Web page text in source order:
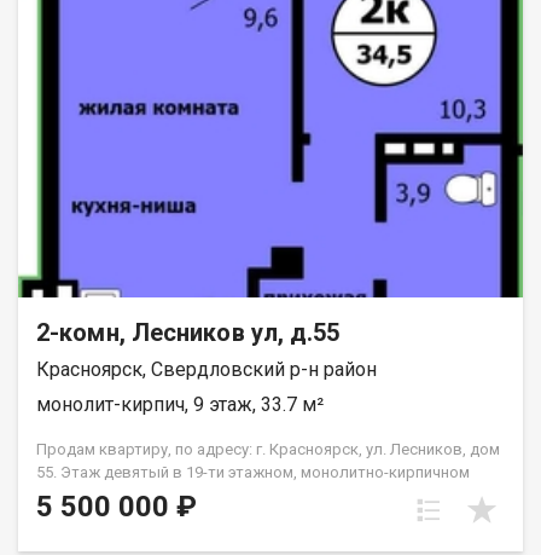
2-комн, Лесников ул, д.55
Красноярск, Свердловский р-н район
монолит-кирпич, 9 этаж, 33.7 м²
Продам квартиру, по адресу: г. Красноярск, ул. Лесников, дом
55. Этаж девятый в 19-ти этажном, монолитно-кирпичном
доме. Общая площадь- 33.7 кв.м., кухня-гостиная-14,6 кв.м.,
спальня--10,3 кв.м. Предчистовая отделка от застройщика.
5 500 000 ₽